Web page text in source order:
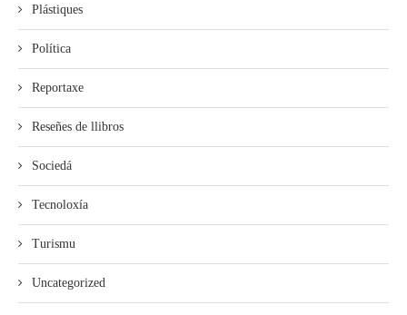
Plástiques
Política
Reportaxe
Reseñes de llibros
Sociedá
Tecnoloxía
Turismu
Uncategorized